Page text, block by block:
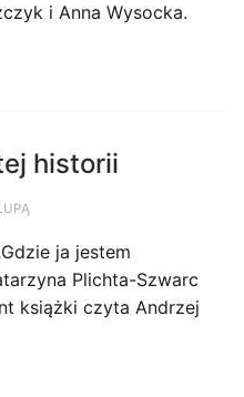
i Anna Wysocka.
historii
ja jestem
Plichta-Szwarc
książki czyta Andrzej